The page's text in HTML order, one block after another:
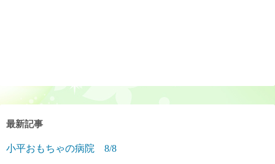
最新記事
小平おもちゃの病院 8/8